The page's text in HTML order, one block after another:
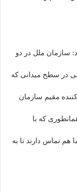
سازمان ملل در دو
در سطح میدانی که
مقیم سازمان
که با
هم تماس دارند تا به